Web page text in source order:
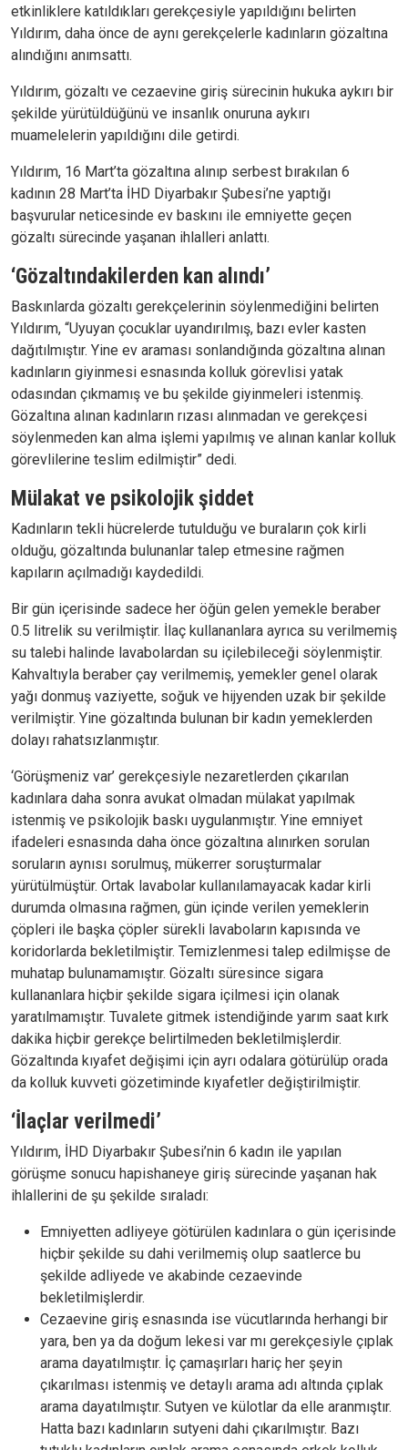
etkinliklere katıldıkları gerekçesiyle yapıldığını belirten
Yıldırım, daha önce de aynı gerekçelerle kadınların gözaltına
alındığını anımsattı.
Yıldırım, gözaltı ve cezaevine giriş sürecinin hukuka aykırı bir
şekilde yürütüldüğünü ve insanlık onuruna aykırı
muamelelerin yapıldığını dile getirdi.
Yıldırım, 16 Mart’ta gözaltına alınıp serbest bırakılan 6
kadının 28 Mart’ta İHD Diyarbakır Şubesi’ne yaptığı
başvurular neticesinde ev baskını ile emniyette geçen
gözaltı sürecinde yaşanan ihlalleri anlattı.
‘Gözaltındakilerden kan alındı’
Baskınlarda gözaltı gerekçelerinin söylenmediğini belirten
Yıldırım, “Uyuyan çocuklar uyandırılmış, bazı evler kasten
dağıtılmıştır. Yine ev araması sonlandığında gözaltına alınan
kadınların giyinmesi esnasında kolluk görevlisi yatak
odasından çıkmamış ve bu şekilde giyinmeleri istenmiş.
Gözaltına alınan kadınların rızası alınmadan ve gerekçesi
söylenmeden kan alma işlemi yapılmış ve alınan kanlar kolluk
görevlilerine teslim edilmiştir” dedi.
Mülakat ve psikolojik şiddet
Kadınların tekli hücrelerde tutulduğu ve buraların çok kirli
olduğu, gözaltında bulunanlar talep etmesine rağmen
kapıların açılmadığı kaydedildi.
Bir gün içerisinde sadece her öğün gelen yemekle beraber
0.5 litrelik su verilmiştir. İlaç kullananlara ayrıca su verilmemiş
su talebi halinde lavabolardan su içilebileceği söylenmiştir.
Kahvaltıyla beraber çay verilmemiş, yemekler genel olarak
yağı donmuş vaziyette, soğuk ve hijyenden uzak bir şekilde
verilmiştir. Yine gözaltında bulunan bir kadın yemeklerden
dolayı rahatsızlanmıştır.
‘Görüşmeniz var’ gerekçesiyle nezaretlerden çıkarılan
kadınlara daha sonra avukat olmadan mülakat yapılmak
istenmiş ve psikolojik baskı uygulanmıştır. Yine emniyet
ifadeleri esnasında daha önce gözaltına alınırken sorulan
soruların aynısı sorulmuş, mükerrer soruşturmalar
yürütülmüştür. Ortak lavabolar kullanılamayacak kadar kirli
durumda olmasına rağmen, gün içinde verilen yemeklerin
çöpleri ile başka çöpler sürekli lavaboların kapısında ve
koridorlarda bekletilmiştir. Temizlenmesi talep edilmişse de
muhatap bulunamamıştır. Gözaltı süresince sigara
kullananlara hiçbir şekilde sigara içilmesi için olanak
yaratılmamıştır. Tuvalete gitmek istendiğinde yarım saat kırk
dakika hiçbir gerekçe belirtilmeden bekletilmişlerdir.
Gözaltında kıyafet değişimi için ayrı odalara götürülüp orada
da kolluk kuvveti gözetiminde kıyafetler değiştirilmiştir.
‘İlaçlar verilmedi’
Yıldırım, İHD Diyarbakır Şubesi’nin 6 kadın ile yapılan
görüşme sonucu hapishaneye giriş sürecinde yaşanan hak
ihlallerini de şu şekilde sıraladı:
Emniyetten adliyeye götürülen kadınlara o gün içerisinde
hiçbir şekilde su dahi verilmemiş olup saatlerce bu
şekilde adliyede ve akabinde cezaevinde
bekletilmişlerdir.
Cezaevine giriş esnasında ise vücutlarında herhangi bir
yara, ben ya da doğum lekesi var mı gerekçesiyle çıplak
arama dayatılmıştır. İç çamaşırları hariç her şeyin
çıkarılması istenmiş ve detaylı arama adı altında çıplak
arama dayatılmıştır. Sutyen ve külotlar da elle aranmıştır.
Hatta bazı kadınların sutyeni dahi çıkarılmıştır. Bazı